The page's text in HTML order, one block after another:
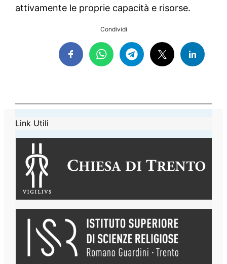
attivamente le proprie capacità e risorse.
Condividi
Link Utili